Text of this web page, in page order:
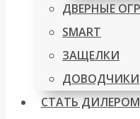
ДВЕРНЫЕ
SMART
ЗАЩЕЛКИ
ДОВОДЧИКИ
СТАТЬ ДИЛЕРОМ